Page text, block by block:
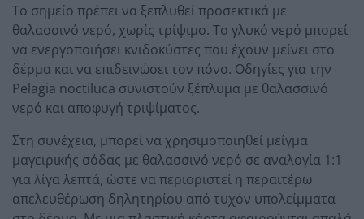
Το σημείο πρέπει να ξεπλυθεί προσεκτικά με
θαλασσινό νερό, χωρίς τρίψιμο. Το γλυκό νερό μπορεί
να ενεργοποιήσει κνιδοκύστες που έχουν μείνει στο
δέρμα και να επιδεινώσει τον πόνο. Οδηγίες για την
Pelagia noctiluca συνιστούν ξέπλυμα με θαλασσινό
νερό και αποφυγή τριψίματος.
Στη συνέχεια, μπορεί να χρησιμοποιηθεί μείγμα
μαγειρικής σόδας με θαλασσινό νερό σε αναλογία 1:1
για λίγα λεπτά, ώστε να περιοριστεί η περαιτέρω
απελευθέρωση δηλητηρίου από τυχόν υπολείμματα